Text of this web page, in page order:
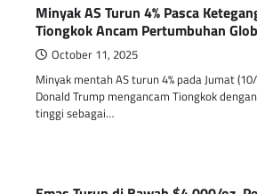
Minyak AS Turun 4% Pasca
Tiongkok Ancam Pertumbuhan
October 11, 2025
Minyak mentah AS turun 4% pada Jumat
Donald Trump mengancam Tiongkok
tinggi sebagai…